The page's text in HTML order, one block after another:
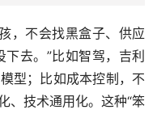
，不会找黑盒子、供应
去。”比如智驾，吉利
型；比如成本控制，不
、技术通用化。这种“笨